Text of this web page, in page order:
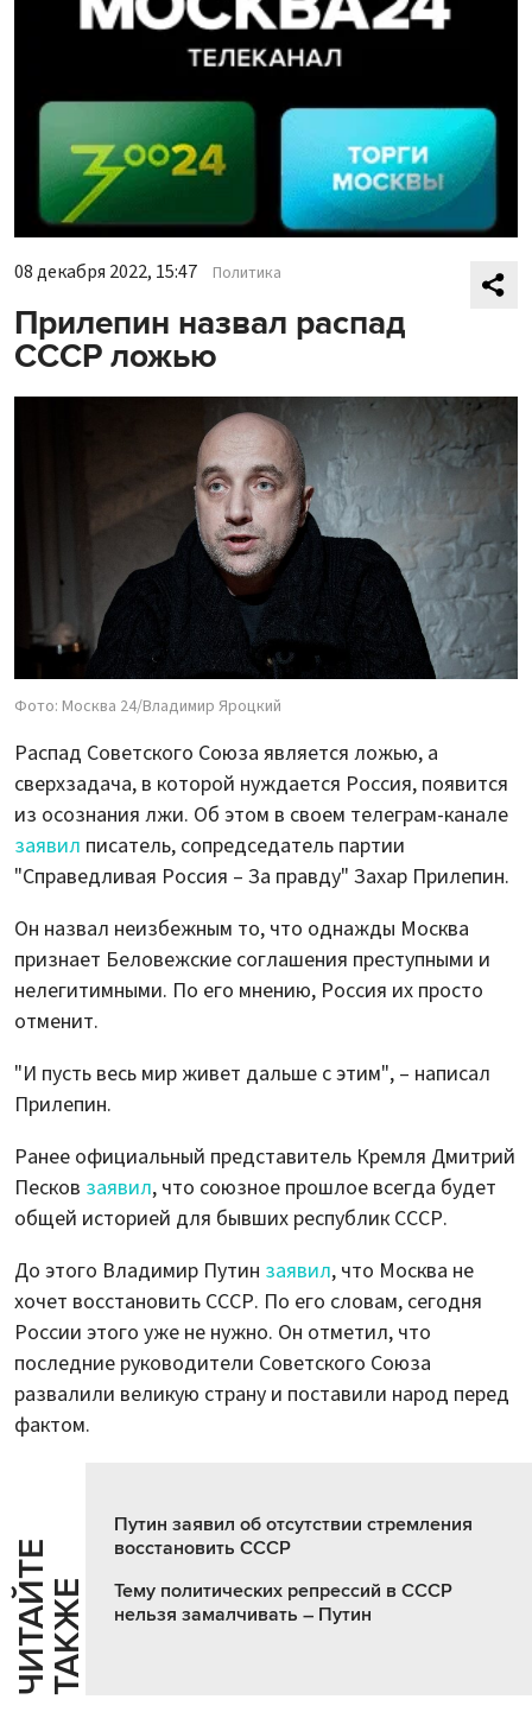
08 декабря 2022, 15:47 Политика
Прилепин назвал распад
СССР ложью
Фото: Москва 24/Владимир Яроцкий
Распад Советского Союза является ложью, а
сверхзадача, в которой нуждается Россия, появится
из осознания лжи. Об этом в своем телеграм-канале
заявил писатель, сопредседатель партии
"Справедливая Россия – За правду" Захар Прилепин.
Он назвал неизбежным то, что однажды Москва
признает Беловежские соглашения преступными и
нелегитимными. По его мнению, Россия их просто
отменит.
"И пусть весь мир живет дальше с этим", – написал
Прилепин.
Ранее официальный представитель Кремля Дмитрий
Песков заявил, что союзное прошлое всегда будет
общей историей для бывших республик СССР.
До этого Владимир Путин заявил, что Москва не
хочет восстановить СССР. По его словам, сегодня
России этого уже не нужно. Он отметил, что
последние руководители Советского Союза
развалили великую страну и поставили народ перед
фактом.
Ч
И
Т
АЙ
Т
Е
Т
А
К
ЖЕ
Путин заявил об отсутствии стремления
восстановить СССР
Тему политических репрессий в СССР
нельзя замалчивать – Путин